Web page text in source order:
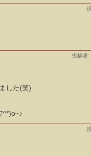
投稿者
した(笑)